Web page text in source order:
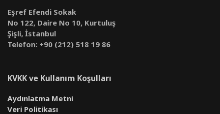
Eşref Efendi Sokak
No 122, Daire No 10, Kurtuluş
Şişli, İstanbul
Telefon: +90 (212) 518 19 86
KVKK ve Kullanım Koşulları
Aydınlatma Metni
Veri Politikası